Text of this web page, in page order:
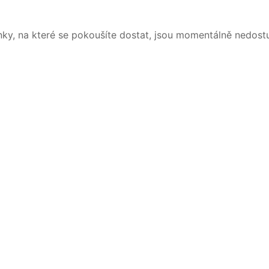
na které se pokoušíte dostat, jsou momentálně